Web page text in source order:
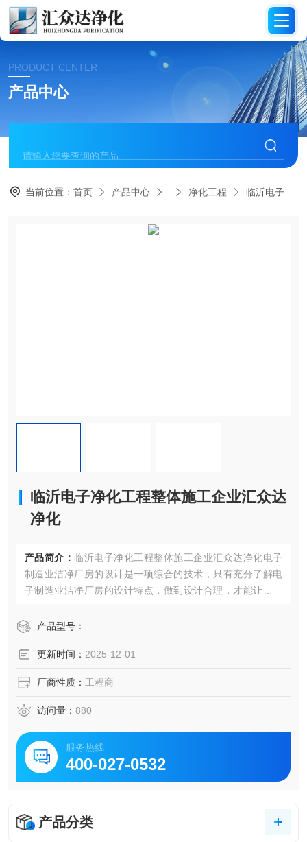
PRODUCT CENTER
产品中心
当前位置：首页 产品中心 净化工程 临沂电子净化工程整体施工企业汇众达净化
临沂电子净化工程整体施工企业汇众达
净化
产品简介： 临沂电子净化工程整体施工企业汇众达净化电子
制造业洁净厂房的设计是一项综合的技术，只有充分了解电
子制造业洁净厂房的设计特点，做到设计合理，才能让电子
产品型号：
更新时间： 2025-12-01
厂商性质： 工程商
访问量： 880
服务热线
400-027-0532
产品分类